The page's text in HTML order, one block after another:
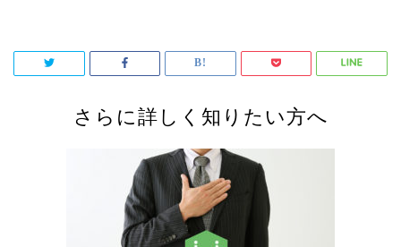
さらに詳しく知りたい方へ